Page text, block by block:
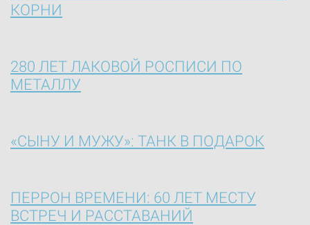
КОРНИ
280 ЛЕТ ЛАКОВОЙ РОСПИСИ ПО
МЕТАЛЛУ
«СЫНУ И МУЖУ»: ТАНК В ПОДАРОК
ПЕРРОН ВРЕМЕНИ: 60 ЛЕТ МЕСТУ
ВСТРЕЧ И РАССТАВАНИЙ